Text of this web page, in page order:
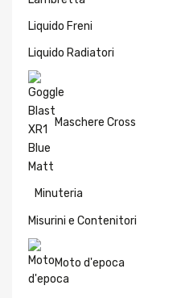
Liquido Freni
Liquido Radiatori
Maschere Cross
Minuteria
Misurini e Contenitori
Moto d'epoca